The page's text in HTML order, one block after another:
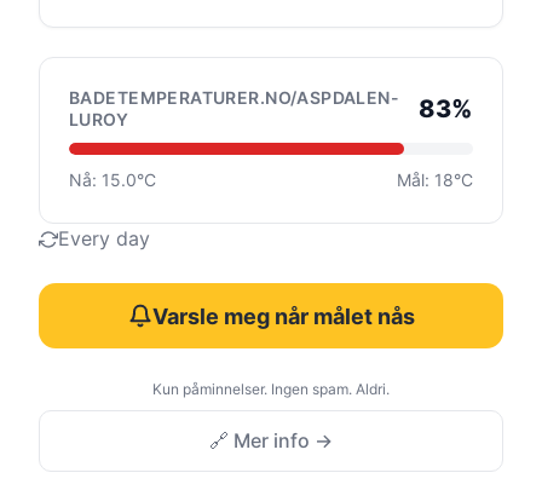
BADETEMPERATURER.NO/ASPDALEN-
LUROY
83%
Nå: 15.0°C Mål: 18°C
Every day
Varsle meg når målet nås
Kun påminnelser. Ingen spam. Aldri.
🔗 Mer info →